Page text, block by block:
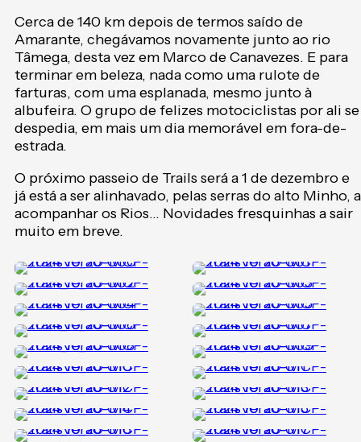
Cerca de 140 km depois de termos saído de
Amarante, chegávamos novamente junto ao rio
Tâmega, desta vez em Marco de Canavezes. E para
terminar em beleza, nada como uma rulote de
farturas, com uma esplanada, mesmo junto à
albufeira. O grupo de felizes motociclistas por ali se
despedia, em mais um dia memorável em fora-de-
estrada.
O próximo passeio de Trails será a 1 de dezembro e
já está a ser alinhavado, pelas serras do alto Minho, a
acompanhar os Rios… Novidades fresquinhas a sair
muito em breve.